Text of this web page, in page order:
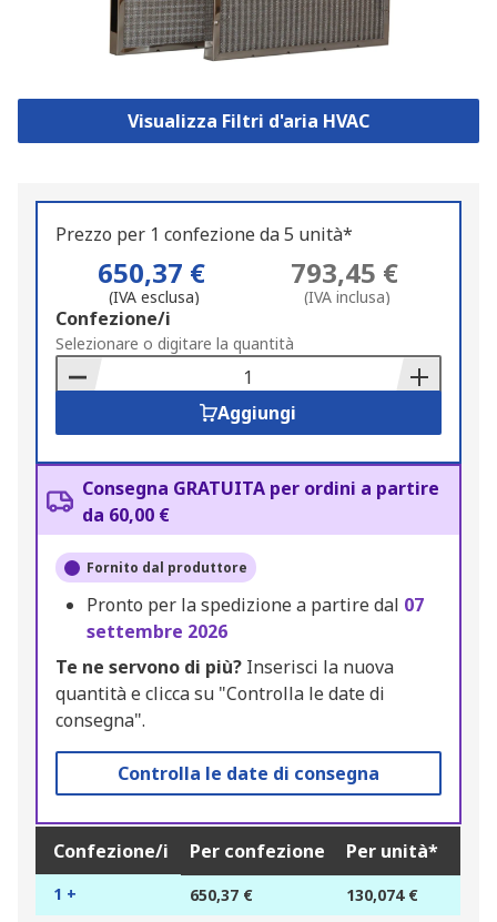
Visualizza Filtri d'aria HVAC
Prezzo per 1 confezione da 5 unità*
650,37 €
(IVA esclusa)
793,45 €
(IVA inclusa)
Add
to
Basket
Confezione/i
Selezionare o digitare la quantità
Aggiungi
Consegna GRATUITA per ordini a partire
da 60,00 €
Fornito dal produttore
Pronto per la spedizione a partire dal 07
settembre 2026
Te ne servono di più? Inserisci la nuova
quantità e clicca su "Controlla le date di
consegna".
Controlla le date di consegna
Confezione/i Per confezione Per unità*
1 + 650,37 € 130,074 €